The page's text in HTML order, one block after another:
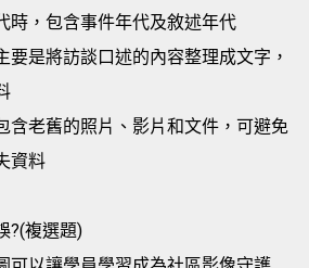
時，包含事件年代及敘述年代
要是將訪談口述的內容整理成文字，
含老舊的照片、影片和文件，可避免
資料
?(複選題)